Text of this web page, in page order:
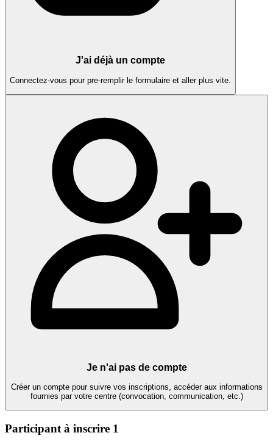
J'ai déjà un compte
Connectez-vous pour pre-remplir le formulaire et aller plus vite.
Je n'ai pas de compte
Créer un compte pour suivre vos inscriptions, accéder aux informations
fournies par votre centre (convocation, communication, etc.)
Participant à inscrire 1